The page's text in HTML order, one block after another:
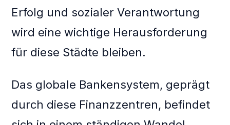
Erfolg und sozialer Verantwortung
wird eine wichtige Herausforderung
für diese Städte bleiben.
Das globale Bankensystem, geprägt
durch diese Finanzzentren, befindet